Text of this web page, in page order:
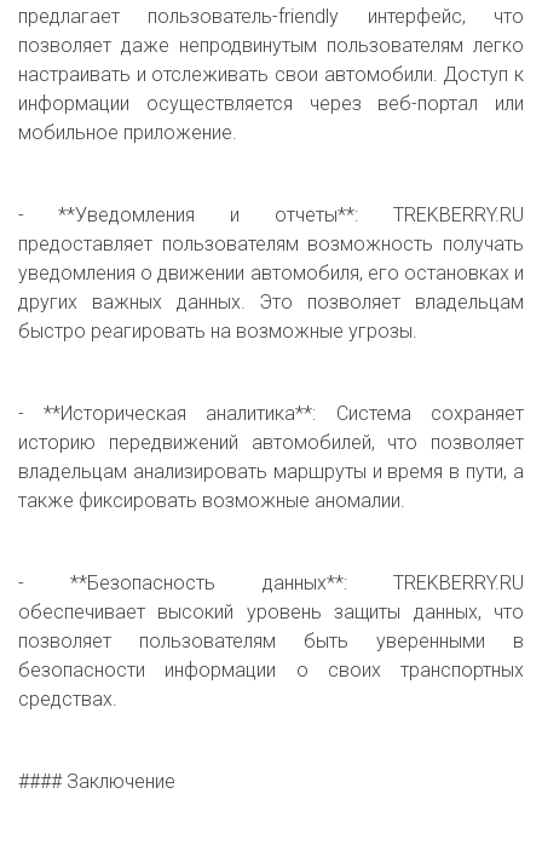
предлагает пользователь-friendly интерфейс, что
позволяет даже непродвинутым пользователям легко
настраивать и отслеживать свои автомобили. Доступ к
информации осуществляется через веб-портал или
мобильное приложение.
- **Уведомления и отчеты**: TREKBERRY.RU
предоставляет пользователям возможность получать
уведомления о движении автомобиля, его остановках и
других важных данных. Это позволяет владельцам
быстро реагировать на возможные угрозы.
- **Историческая аналитика**: Система сохраняет
историю передвижений автомобилей, что позволяет
владельцам анализировать маршруты и время в пути, а
также фиксировать возможные аномалии.
- **Безопасность данных**: TREKBERRY.RU
обеспечивает высокий уровень защиты данных, что
позволяет пользователям быть уверенными в
безопасности информации о своих транспортных
средствах.
#### Заключение